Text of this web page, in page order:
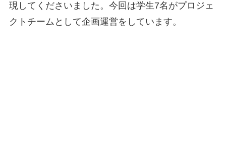
現してくださいました。今回は学生7名がプロジェ
クトチームとして企画運営をしています。